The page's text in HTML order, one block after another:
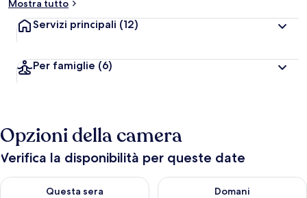
Mostra tutto
Servizi principali (12)
Per famiglie (6)
Opzioni della camera
Verifica la disponibilità per queste date
Questa sera
Verifica la disponibilità per questa sera, ago 9 - ago 10
Domani
Verifica la disponibilità per